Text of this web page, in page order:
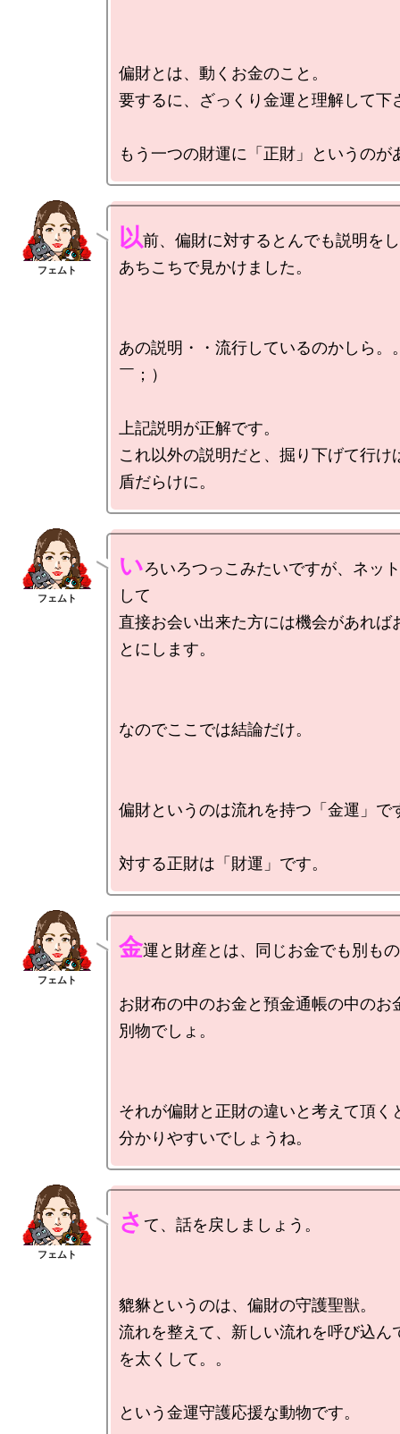
偏財とは、動くお金のこと。
要するに、ざっくり金運と理解して下
以前、偏財に対するとんでも説明を
あちこちで見かけました。
あの説明・・流行しているのかしら
￣；）
上記説明が正解です。
これ以外の説明だと、掘り下げて行け
いろいろつっこみたいですが、ネッ
して
直接お会い出来た方には機会があれば
とにします。
なのでここでは結論だけ。
偏財というのは流れを持つ「金運」で
金運と財産とは、同じお金でも別も
お財布の中のお金と預金通帳の中のお
別物でしょ。
それが偏財と正財の違いと考えて頂く
さ て、話を戻しましょう。
貔貅というのは、偏財の守護聖獣。
流れを整えて、新しい流れを呼び込ん
を太くして。。